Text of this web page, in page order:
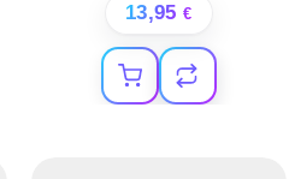
13,95 €